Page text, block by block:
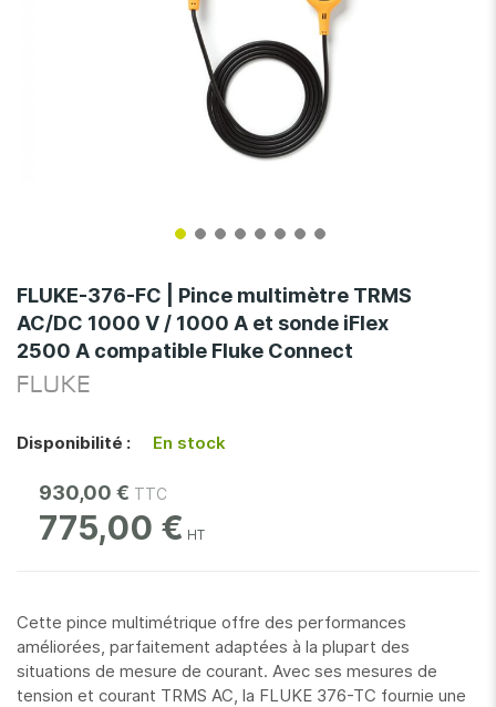
to
the
beginning
of
the
FLUKE-376-FC | Pince multimètre TRMS
AC/DC 1000 V / 1000 A et sonde iFlex
2500 A compatible Fluke Connect
FLUKE
Disponibilité : En stock
930,00 €
775,00 €
Cette pince multimétrique offre des performances
améliorées, parfaitement adaptées à la plupart des
situations de mesure de courant. Avec ses mesures de
tension et courant TRMS AC, la FLUKE 376-TC fournie une